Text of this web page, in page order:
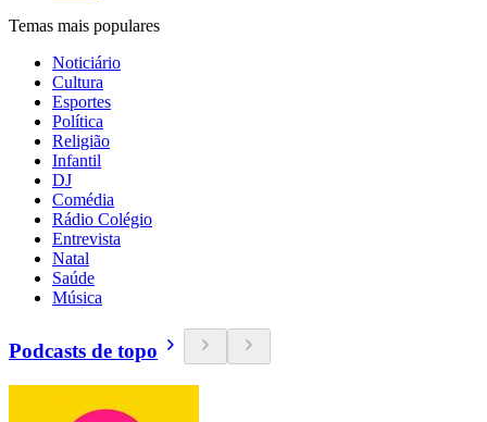
Temas mais populares
Noticiário
Cultura
Esportes
Política
Religião
Infantil
DJ
Comédia
Rádio Colégio
Entrevista
Natal
Saúde
Música
Podcasts de topo